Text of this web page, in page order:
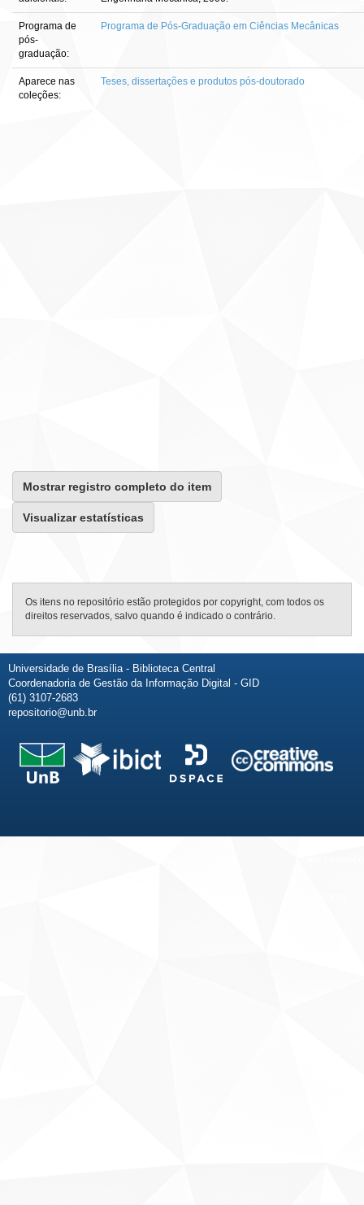
Programa de
pós-
graduação:
Programa de Pós-Graduação em Ciências Mecânicas
Aparece nas
coleções:
Teses, dissertações e produtos pós-doutorado
Mostrar registro completo do item
Visualizar estatísticas
Os itens no repositório estão protegidos por copyright, com todos os
direitos reservados, salvo quando é indicado o contrário.
Universidade de Brasília - Biblioteca Central
Coordenadoria de Gestão da Informação Digital - GID
(61) 3107-2683
repositorio@unb.br